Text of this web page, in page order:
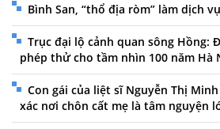
Bình San, “thổ địa ròm” làm dịch
Trục đại lộ cảnh quan sông Hồng:
phép thử cho tầm nhìn 100 năm Hà
Con gái của liệt sĩ Nguyễn Thị
xác nơi chôn cất mẹ là tâm nguyện